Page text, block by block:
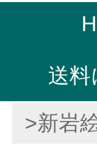
送料
>新岩